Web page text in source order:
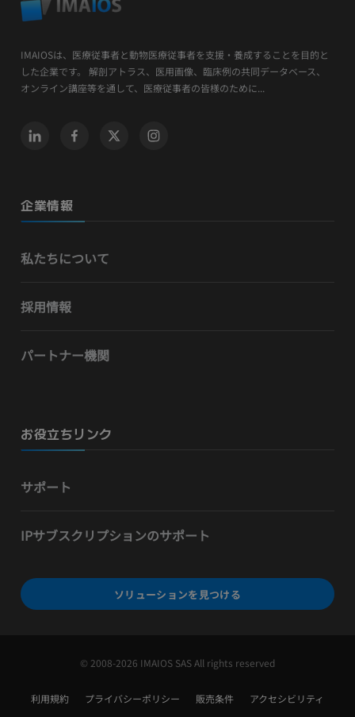
IMAIOSは、医療従事者と動物医療従事者を支援・養成することを目的と
した企業です。 解剖アトラス、医用画像、臨床例の共同データベース、
オンライン講座等を通して、医療従事者の皆様のために...
企業情報
私たちについて
採用情報
パートナー機関
お役立ちリンク
サポート
IPサブスクリプションのサポート
ソリューションを見つける
© 2008-2026 IMAIOS SAS All rights reserved
利用規約 プライバシーポリシー 販売条件 アクセシビリティ